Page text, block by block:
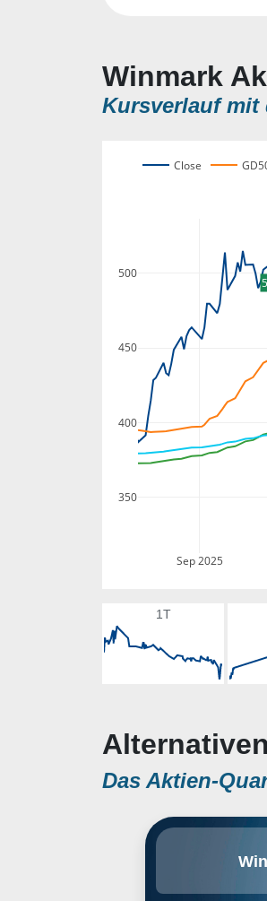
Winmark
Kursverlauf mit
Sep 2025
350
400
450
500
Close
1T
Das Aktien-
franchising of